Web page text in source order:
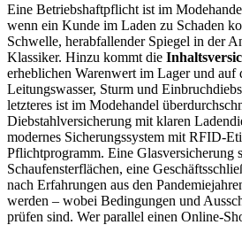
Eine Betriebshaftpflicht ist im
wenn ein Kunde im Laden zu Schaden
Schwelle, herabfallender Spiegel in der
Klassiker. Hinzu kommt die
erheblichen Warenwert im Lager und auf
Leitungswasser, Sturm und
letzteres ist im Modehandel
Diebstahlversicherung mit klaren
modernes Sicherungssystem mit RFID-
Pflichtprogramm. Eine Glasversicherung
Schaufensterflächen, eine
nach Erfahrungen aus den
werden – wobei Bedingungen und
prüfen sind. Wer parallel einen Online-